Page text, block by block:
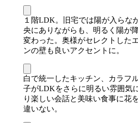
１階LDK。旧宅では陽が入らな
央にありながらも、明るく陽が
変わった。奥様がセレクトした
ンの壁も良いアクセントに。
白で統一したキッチン、カラフ
子がLDKをさらに明るい雰囲気
り楽しい会話と美味い食事に花
違いない。